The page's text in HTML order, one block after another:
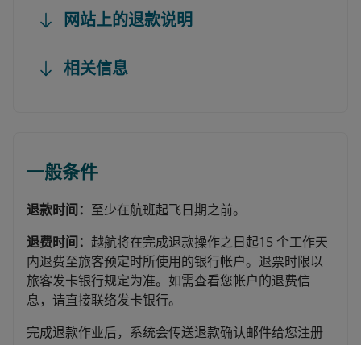
网站上的退款说明
相关信息
一般条件
退款时间： 至少在航班起飞日期之前。
退费时间： 越航将在完成退款操作之日起15 个工作天
内退费至旅客预定时所使用的银行帐户。退票时限以
旅客发卡银行规定为准。如需查看您帐户的退费信
息，请直接联络发卡银行。
完成退款作业后，系统会传送退款确认邮件给您注册